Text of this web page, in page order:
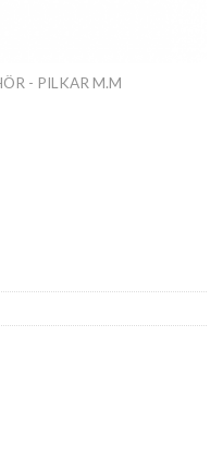
- PILKAR M.M